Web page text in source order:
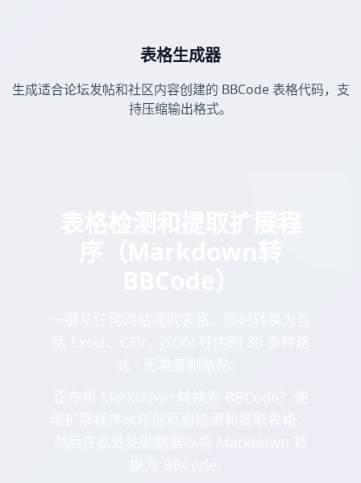
表格生成器
生成适合论坛发帖和社区内容创建的 BBCode 表格代码，支
持压缩输出格式。